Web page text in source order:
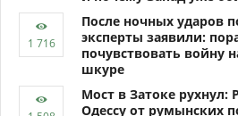
После ночных ударов
эксперты заявили:
почувствовать войну
шкуре
Мост в Затоке рухнул:
Одессу от румынских